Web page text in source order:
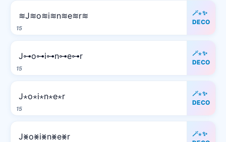
15
≋J≋o≋i≋n≋e≋r≋
🪄⋆✨
DECO
15
J⊶o⊶i⊶n⊶e⊶r
🪄⋆✨
DECO
15
J⋆o⋆i⋆n⋆e⋆r
🪄⋆✨
DECO
J⨳o⨳i⨳n⨳e⨳r
🪄⋆✨